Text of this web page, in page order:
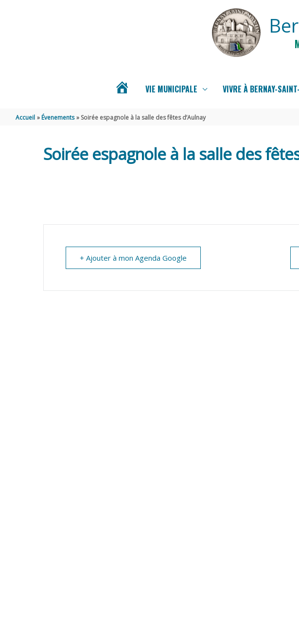
BERNAY-
MARTIN
VIE MUNICIPALE VIVRE À BERNAY-
Accueil Évenements Soirée espagnole à la salle des fêtes d’Aulnay
Soirée espagnole à la salle des
+ Ajouter à mon Agenda Google